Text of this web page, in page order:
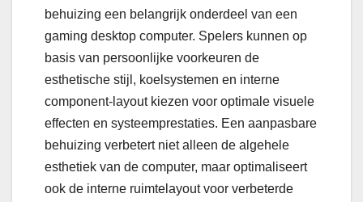
behuizing een belangrijk onderdeel van een
gaming desktop computer. Spelers kunnen op
basis van persoonlijke voorkeuren de
esthetische stijl, koelsystemen en interne
component-layout kiezen voor optimale visuele
effecten en systeemprestaties. Een aanpasbare
behuizing verbetert niet alleen de algehele
esthetiek van de computer, maar optimaliseert
ook de interne ruimtelayout voor verbeterde